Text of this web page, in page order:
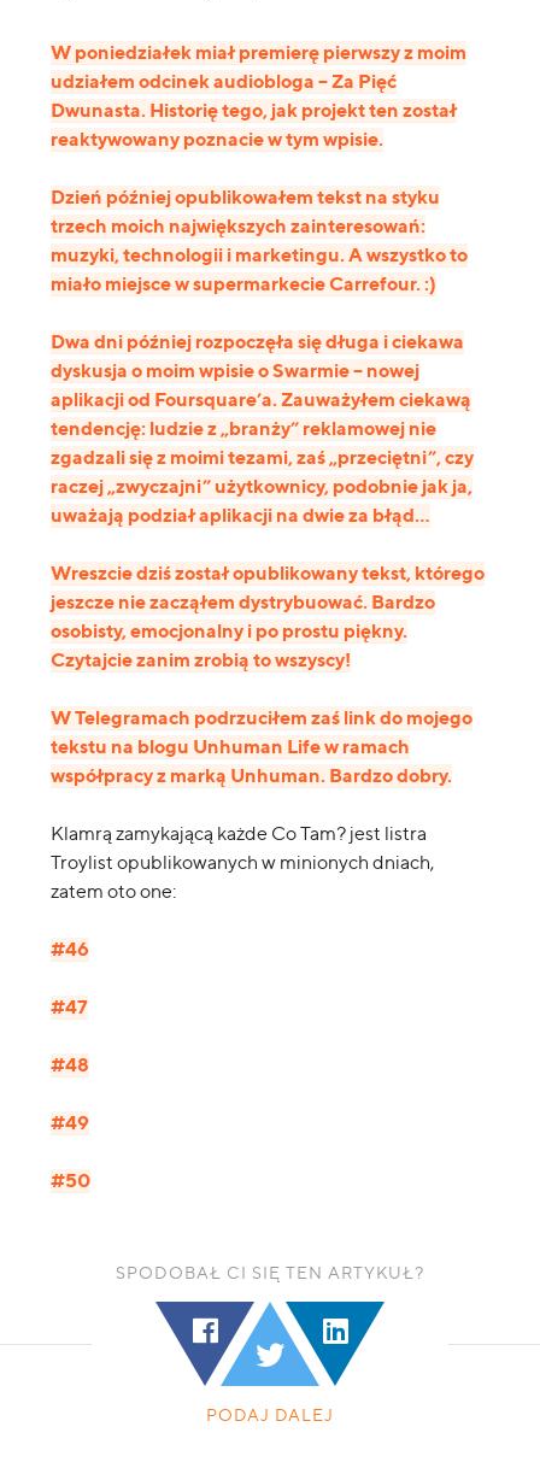
W poniedziałek miał premierę pierwszy z moim
udziałem odcinek audiobloga – Za Pięć
Dwunasta. Historię tego, jak projekt ten został
reaktywowany poznacie w tym wpisie.
Dzień później opublikowałem tekst na styku
trzech moich największych zainteresowań:
muzyki, technologii i marketingu. A wszystko to
miało miejsce w supermarkecie Carrefour. :)
Dwa dni później rozpoczęła się długa i ciekawa
dyskusja o moim wpisie o Swarmie – nowej
aplikacji od Foursquare’a. Zauważyłem ciekawą
tendencję: ludzie z „branży” reklamowej nie
zgadzali się z moimi tezami, zaś „przeciętni”, czy
raczej „zwyczajni” użytkownicy, podobnie jak ja,
uważają podział aplikacji na dwie za błąd…
Wreszcie dziś został opublikowany tekst, którego
jeszcze nie zacząłem dystrybuować. Bardzo
osobisty, emocjonalny i po prostu piękny.
Czytajcie zanim zrobią to wszyscy!
W Telegramach podrzuciłem zaś link do mojego
tekstu na blogu Unhuman Life w ramach
współpracy z marką Unhuman. Bardzo dobry.
Klamrą zamykającą każde Co Tam? jest listra
Troylist opublikowanych w minionych dniach,
zatem oto one:
#46
#47
#48
#49
#50
SPODOBAŁ CI SIĘ TEN ARTYKUŁ?
PODAJ DALEJ